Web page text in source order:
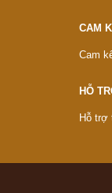
CAM
Cam
HỖ
Hỗ trợ